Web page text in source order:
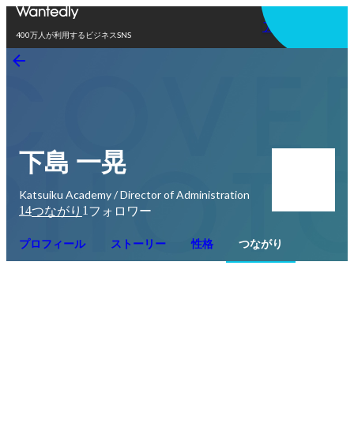
400万人が利用するビジネスSNS
アプリを使う
下島 一晃
Katsuiku Academy / Director of Administration
14つながり 1 フォロワー
プロフィール ストーリー 性格 つながり